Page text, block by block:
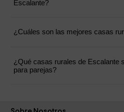
Escalante?
¿Cuáles son las mejores casas
¿Qué casas rurales de Escalante
para parejas?